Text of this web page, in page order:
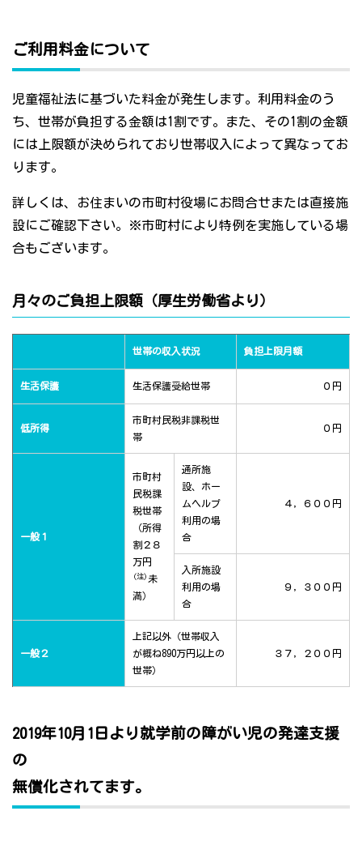
ご利用料金について
児童福祉法に基づいた料金が発生します。利用料金のう
ち、世帯が負担する金額は1割です。また、その1割の金額
には上限額が決められており世帯収入によって異なってお
ります。
詳しくは、お住まいの市町村役場にお問合せまたは直接施
設にご確認下さい。※市町村により特例を実施している場
合もございます。
月々のご負担上限額（厚生労働省より）
世帯の収入状況 負担上限月額
生活保護 生活保護受給世帯 ０円
低所得
市町村民税非課税世
帯
０円
一般１
市町村
民税課
税世帯
（所得
割２８
万円
(注) 未
満）
通所施
設、ホー
ムヘルプ
利用の場
合
４，６００円
入所施設
利用の場
合
９，３００円
一般２
上記以外（世帯収入
が概ね890万円以上の
世帯）
３７，２００円
2019年10月1日より就学前の障がい児の発達支援
の
無償化されてます。